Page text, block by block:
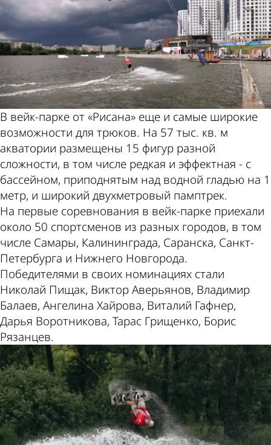
В вейк-парке от «Рисана» еще и самые широкие
возможности для трюков. На 57 тыс. кв. м
акватории размещены 15 фигур разной
сложности, в том числе редкая и эффектная - с
бассейном, приподнятым над водной гладью на 1
метр, и широкий двухметровый памптрек.
На первые соревнования в вейк-парке приехали
около 50 спортсменов из разных городов, в том
числе Самары, Калининграда, Саранска, Санкт-
Петербурга и Нижнего Новгорода.
Победителями в своих номинациях стали
Николай Пищак, Виктор Аверьянов, Владимир
Балаев, Ангелина Хайрова, Виталий Гафнер,
Дарья Воротникова, Тарас Грищенко, Борис
Рязанцев.